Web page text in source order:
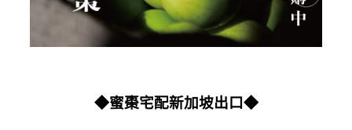
◆蜜棗宅配新加坡出口◆